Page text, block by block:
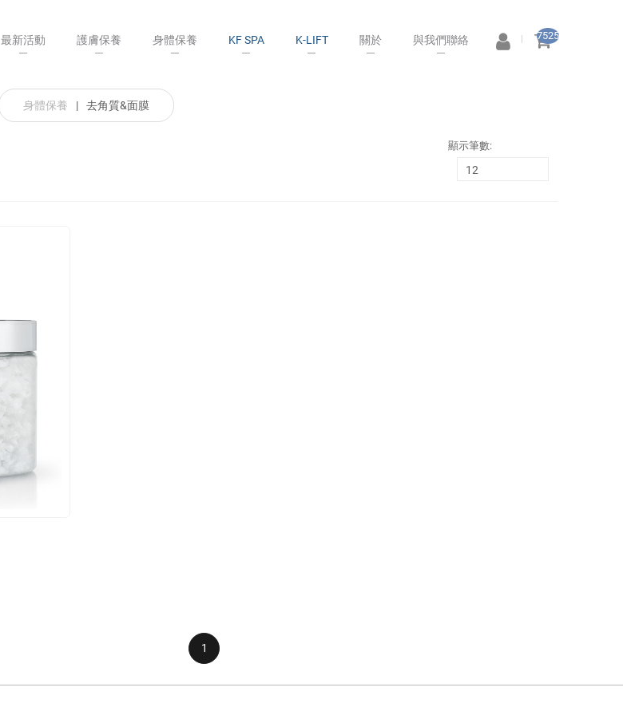
7525
最新活動 護膚保養 身體保養 KF SPA K-LIFT 關於 與我們聯絡
身體保養 | 去角質&面膜
顯示筆數:
1